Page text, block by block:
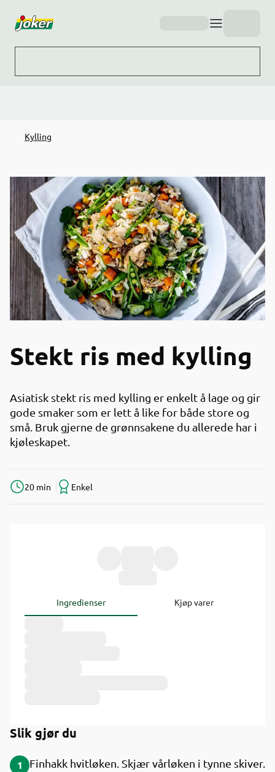
Kylling
Stekt ris med kylling
Asiatisk stekt ris med kylling er enkelt å lage og gir
gode smaker som er lett å like for både store og
små. Bruk gjerne de grønnsakene du allerede har i
kjøleskapet.
20 min Enkel
Ingredienser Kjøp varer
Slik gjør du
1
Finhakk hvitløken. Skjær vårløken i tynne skiver.